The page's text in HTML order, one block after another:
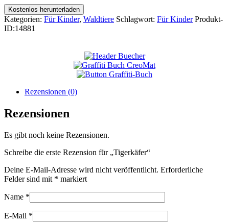
Kostenlos herunterladen
Kategorien: Für Kinder, Waldtiere Schlagwort: Für Kinder Produkt-
ID:14881
Rezensionen (0)
Rezensionen
Es gibt noch keine Rezensionen.
Schreibe die erste Rezension für „Tigerkäfer“
Deine E-Mail-Adresse wird nicht veröffentlicht. Erforderliche
Felder sind mit * markiert
Name *
E-Mail *